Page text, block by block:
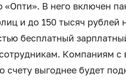
«Опти». В него включен
и до 150 тысяч
бесплатный
Компаниям
счету выгоднее будет